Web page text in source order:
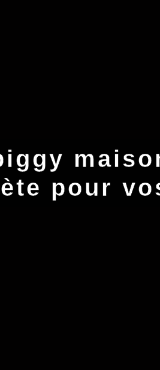
pour